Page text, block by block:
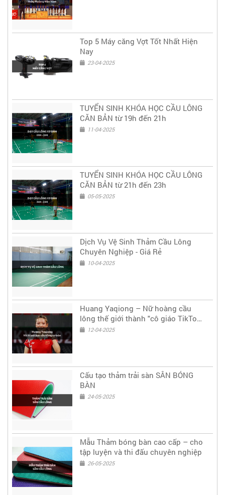
Top 5 Máy căng Vợt Tốt Nhất Hiện
Nay
23-04-2025
TUYỂN SINH KHÓA HỌC CẦU LÔNG
CĂN BẢN từ 19h đến 21h
11-04-2025
TUYỂN SINH KHÓA HỌC CẦU LÔNG
CĂN BẢN từ 21h đến 23h
05-05-2025
Dịch Vụ Vệ Sinh Thảm Cầu Lông
Chuyên Nghiệp - Giá Rẻ
10-04-2025
Huang Yaqiong – Nữ hoàng cầu
lông thế giới thành "cô giáo TikTok"
truyền cảm hứng
12-04-2025
Cấu tạo thảm trải sàn SÂN BÓNG
BÀN
24-05-2025
Mẫu Thảm bóng bàn cao cấp – cho
tập luyện và thi đấu chuyên nghiệp
26-05-2025